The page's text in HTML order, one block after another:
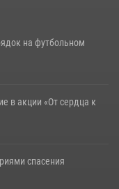
на футбольном
в акции «От сердца к
спасения